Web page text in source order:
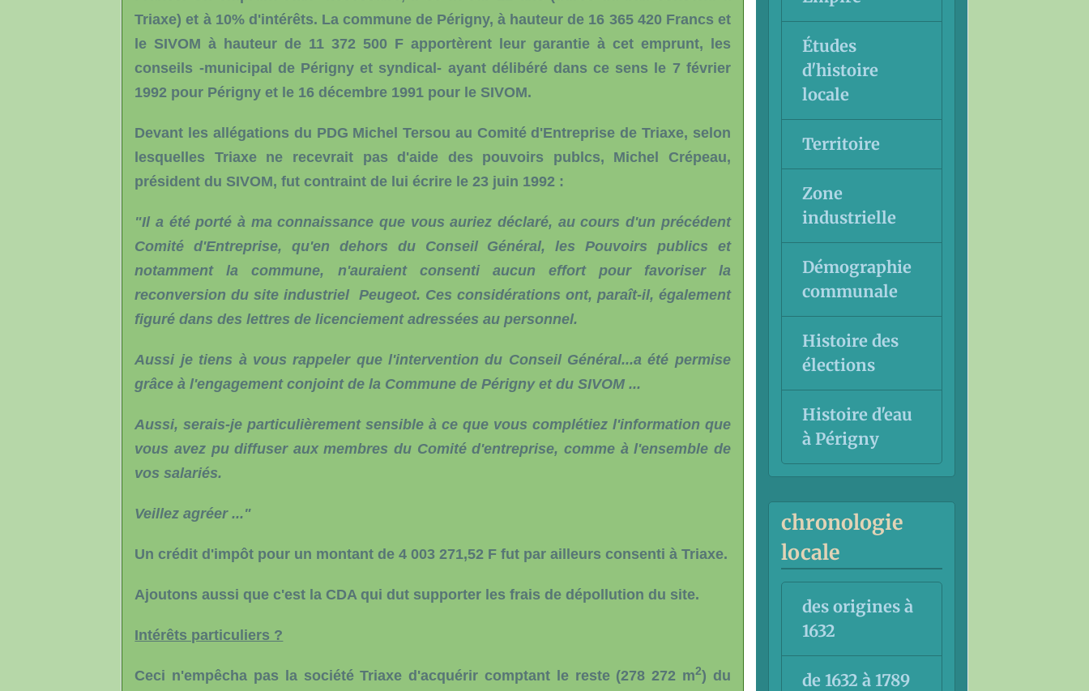
Triaxe) et à 10% d'intérêts. La commune de Périgny, à hauteur de 16 365 420 Francs et
le SIVOM à hauteur de 11 372 500 F apportèrent leur garantie à cet emprunt, les
conseils -municipal de Périgny et syndical- ayant délibéré dans ce sens le 7 février
1992 pour Périgny et le 16 décembre 1991 pour le SIVOM.
Devant les allégations du PDG Michel Tersou au Comité d'Entreprise de Triaxe, selon
lesquelles Triaxe ne recevrait pas d'aide des pouvoirs publcs, Michel Crépeau,
président du SIVOM, fut contraint de lui écrire le 23 juin 1992 :
"Il a été porté à ma connaissance que vous auriez déclaré, au cours d'un précédent
Comité d'Entreprise, qu'en dehors du Conseil Général, les Pouvoirs publics et
notamment la commune, n'auraient consenti aucun effort pour favoriser la
reconversion du site industriel Peugeot. Ces considérations ont, paraît-il, également
figuré dans des lettres de licenciement adressées au personnel.
Aussi je tiens à vous rappeler que l'intervention du Conseil Général...a été permise
grâce à l'engagement conjoint de la Commune de Périgny et du SIVOM ...
Aussi, serais-je particulièrement sensible à ce que vous complétiez l'information que
vous avez pu diffuser aux membres du Comité d'entreprise, comme à l'ensemble de
vos salariés.
Veillez agréer ..."
Un crédit d'impôt pour un montant de 4 003 271,52 F fut par ailleurs consenti à Triaxe.
Ajoutons aussi que c'est la CDA qui dut supporter les frais de dépollution du site.
Intérêts particuliers ?
Ceci n'empêcha pas la société Triaxe d'acquérir comptant le reste (278 272 m2) du
Études
d'histoire
locale
Territoire
Zone
industrielle
Démographie
communale
Histoire des
élections
Histoire d'eau
à Périgny
chronologie
locale
des origines à
1632
de 1632 à 1789